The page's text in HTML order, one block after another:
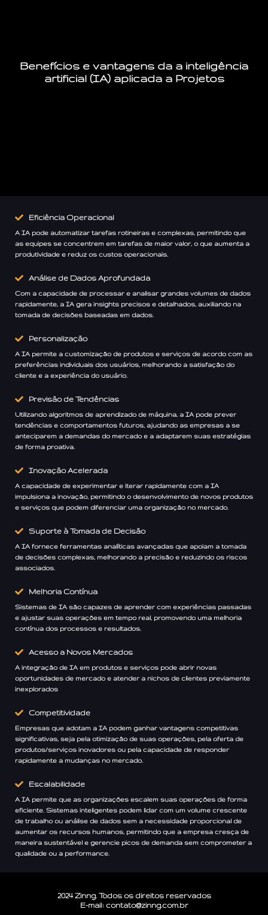
Benefícios e vantagens da a inteligência
artificial (IA) aplicada a Projetos
Eficiência Operacional
A IA pode automatizar tarefas rotineiras e complexas, permitindo que
as equipes se concentrem em tarefas de maior valor, o que aumenta a
produtividade e reduz os custos operacionais.
Análise de Dados Aprofundada
Com a capacidade de processar e analisar grandes volumes de dados
rapidamente, a IA gera insights precisos e detalhados, auxiliando na
tomada de decisões baseadas em dados.
Personalização
A IA permite a customização de produtos e serviços de acordo com as
preferências individuais dos usuários, melhorando a satisfação do
cliente e a experiência do usuário.
Previsão de Tendências
Utilizando algoritmos de aprendizado de máquina, a IA pode prever
tendências e comportamentos futuros, ajudando as empresas a se
anteciparem a demandas do mercado e a adaptarem suas estratégias
de forma proativa.
Inovação Acelerada
A capacidade de experimentar e iterar rapidamente com a IA
impulsiona a inovação, permitindo o desenvolvimento de novos produtos
e serviços que podem diferenciar uma organização no mercado.
Suporte à Tomada de Decisão
A IA fornece ferramentas analíticas avançadas que apoiam a tomada
de decisões complexas, melhorando a precisão e reduzindo os riscos
associados.
Melhoria Contínua
Sistemas de IA são capazes de aprender com experiências passadas
e ajustar suas operações em tempo real, promovendo uma melhoria
contínua dos processos e resultados.
Acesso a Novos Mercados
A integração de IA em produtos e serviços pode abrir novas
oportunidades de mercado e atender a nichos de clientes previamente
inexplorados
Competitividade
Empresas que adotam a IA podem ganhar vantagens competitivas
significativas, seja pela otimização de suas operações, pela oferta de
produtos/serviços inovadores ou pela capacidade de responder
rapidamente a mudanças no mercado.
Escalabilidade
A IA permite que as organizações escalem suas operações de forma
eficiente. Sistemas inteligentes podem lidar com um volume crescente
de trabalho ou análise de dados sem a necessidade proporcional de
aumentar os recursos humanos, permitindo que a empresa cresça de
maneira sustentável e gerencie picos de demanda sem comprometer a
qualidade ou a performance.
2024 Zinng. Todos os direitos reservados
E-mail: contato@zinng.com.br